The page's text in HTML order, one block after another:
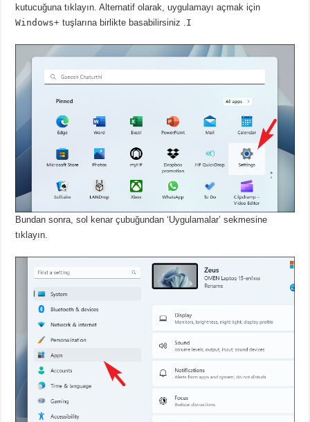
kutucuğuna tıklayın.Alternatif olarak, uygulamayı açmak için
Windows+ tuşlarına birliktebasabilirsiniz . I
Bundan sonra, sol kenar çubuğundan ‘Uygulamalar’ sekmesine
tıklayın.